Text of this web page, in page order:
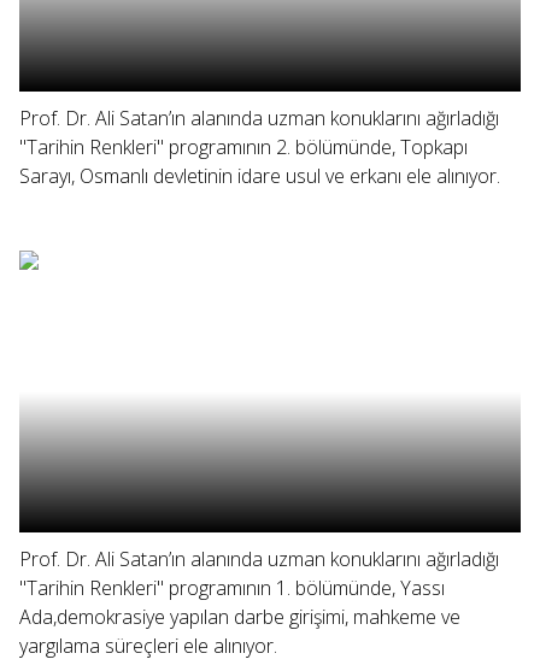
Prof. Dr. Ali Satan’ın alanında uzman konuklarını ağırladığı
"Tarihin Renkleri" programının 2. bölümünde, Topkapı
Sarayı, Osmanlı devletinin idare usul ve erkanı ele alınıyor.
Prof. Dr. Ali Satan’ın alanında uzman konuklarını ağırladığı
"Tarihin Renkleri" programının 1. bölümünde, Yassı
Ada,demokrasiye yapılan darbe girişimi, mahkeme ve
yargılama süreçleri ele alınıyor.